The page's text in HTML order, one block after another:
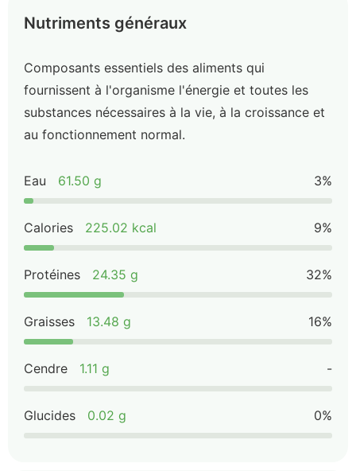
Nutriments généraux
Composants essentiels des aliments qui
fournissent à l'organisme l'énergie et toutes les
substances nécessaires à la vie, à la croissance et
au fonctionnement normal.
Eau 61.50 g 3%
Calories 225.02 kcal 9%
Protéines 24.35 g 32%
Graisses 13.48 g 16%
Cendre 1.11 g -
Glucides 0.02 g 0%